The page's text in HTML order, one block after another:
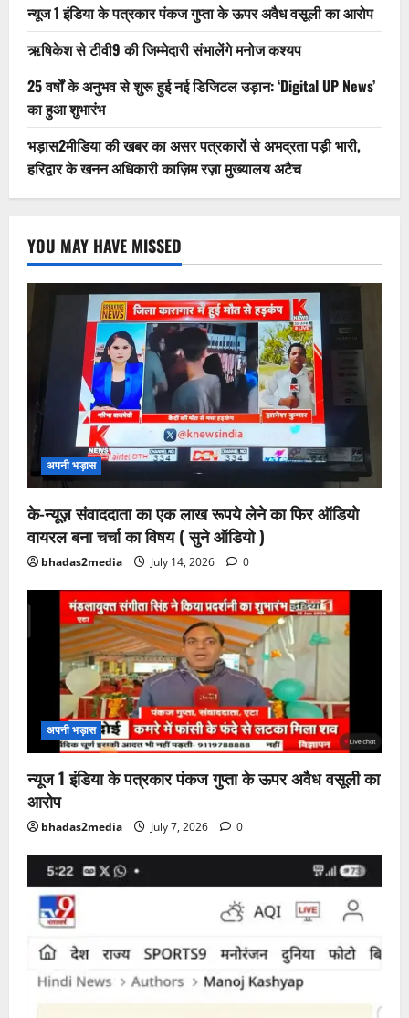
न्यूज 1 इंडिया के पत्रकार पंकज गुप्ता के ऊपर अवैध वसूली का आरोप
ऋषिकेश से टीवी9 की जिम्मेदारी संभालेंगे मनोज कश्यप
25 वर्षों के अनुभव से शुरू हुई नई डिजिटल उड़ान: ‘Digital UP News’
का हुआ शुभारंभ
भड़ास2मीडिया की खबर का असर पत्रकारों से अभद्रता पड़ी भारी,
हरिद्वार के खनन अधिकारी काज़िम रज़ा मुख्यालय अटैच
YOU MAY HAVE MISSED
अपनी भड़ास
के-न्यूज़ संवाददाता का एक लाख रूपये लेने का फिर ऑडियो
वायरल बना चर्चा का विषय ( सुने ऑडियो )
bhadas2media July 14, 2026 0
अपनी भड़ास
न्यूज 1 इंडिया के पत्रकार पंकज गुप्ता के ऊपर अवैध वसूली का
आरोप
bhadas2media July 7, 2026 0